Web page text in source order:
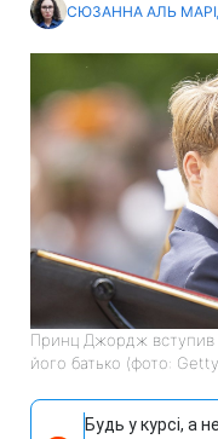
СЮЗАННА АЛЬ
Принц Джордж вступив
його батько (фото:
Будь у курсі, а